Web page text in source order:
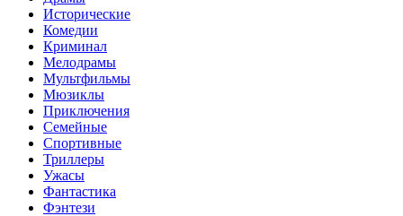
Исторические
Комедии
Криминал
Мелодрамы
Мультфильмы
Мюзиклы
Приключения
Семейные
Спортивные
Триллеры
Ужасы
Фантастика
Фэнтези